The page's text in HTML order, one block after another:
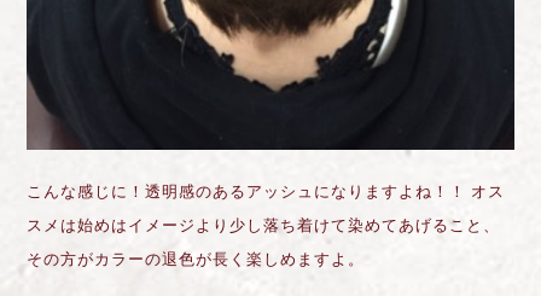
こんな感じに！透明感のあるアッシュになりますよね！！ オス
スメは始めはイメージより少し落ち着けて染めてあげること、
その方がカラーの退色が長く楽しめますよ。